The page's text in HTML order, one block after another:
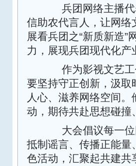
兵团网络主播代
信助农代言人，让网络
展看兵团之“新质新造
力，展现兵团现代化
作为影视文艺工
要坚持守正创新，汲取
人心、滋养网络空间。
动，期待共赴思想碰撞
大会倡议每一位
抵制谣言、传播正能量
色活动，汇聚起共建共